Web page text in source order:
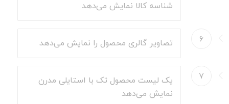
شناسه کالا نمایش می‌دهد
۶ تصاویر گالری محصول را نمایش می‌دهد
۷
یک لیست محصول تک با استایلی مدرن
نمایش می‌دهد